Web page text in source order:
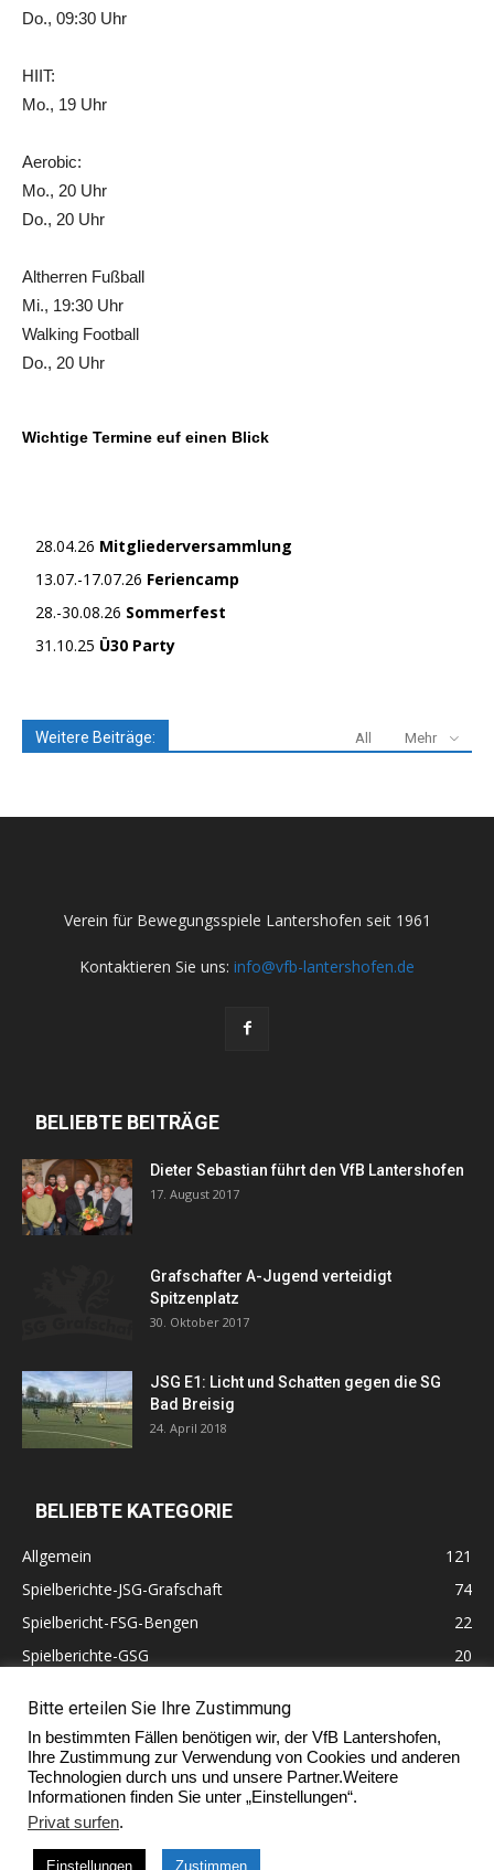
Do., 09:30 Uhr
HIIT:
Mo., 19 Uhr
Aerobic:
Mo., 20 Uhr
Do., 20 Uhr
Altherren Fußball
Mi., 19:30 Uhr
Walking Football
Do., 20 Uhr
Wichtige Termine euf einen Blick
28.04.26 Mitgliederversammlung
13.07.-17.07.26 Feriencamp
28.-30.08.26 Sommerfest
31.10.25 Ü30 Party
Weitere Beiträge: All Mehr
Verein für Bewegungsspiele Lantershofen seit 1961
Kontaktieren Sie uns: info@vfb-lantershofen.de
BELIEBTE BEITRÄGE
Dieter Sebastian führt den VfB Lantershofen
17. August 2017
Grafschafter A-Jugend verteidigt
Spitzenplatz
30. Oktober 2017
JSG E1: Licht und Schatten gegen die SG
Bad Breisig
24. April 2018
BELIEBTE KATEGORIE
Allgemein
121
Spielberichte-JSG-Grafschaft
74
Spielbericht-FSG-Bengen
22
Spielberichte-GSG
20
60 Jahre VfB Lantershofen
Ehrenmitglieder
Impressum
Bitte erteilen Sie Ihre Zustimmung
In bestimmten Fällen benötigen wir, der VfB Lantershofen,
Ihre Zustimmung zur Verwendung von Cookies und anderen
Technologien durch uns und unsere Partner.Weitere
Informationen finden Sie unter „Einstellungen“.
Privat surfen.
Einstellungen Zustimmen